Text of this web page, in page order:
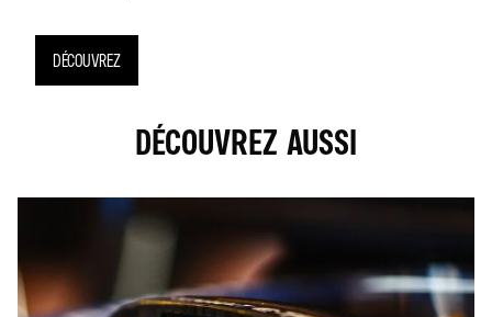
DÉCOUVREZ
DÉCOUVREZ AUSSI